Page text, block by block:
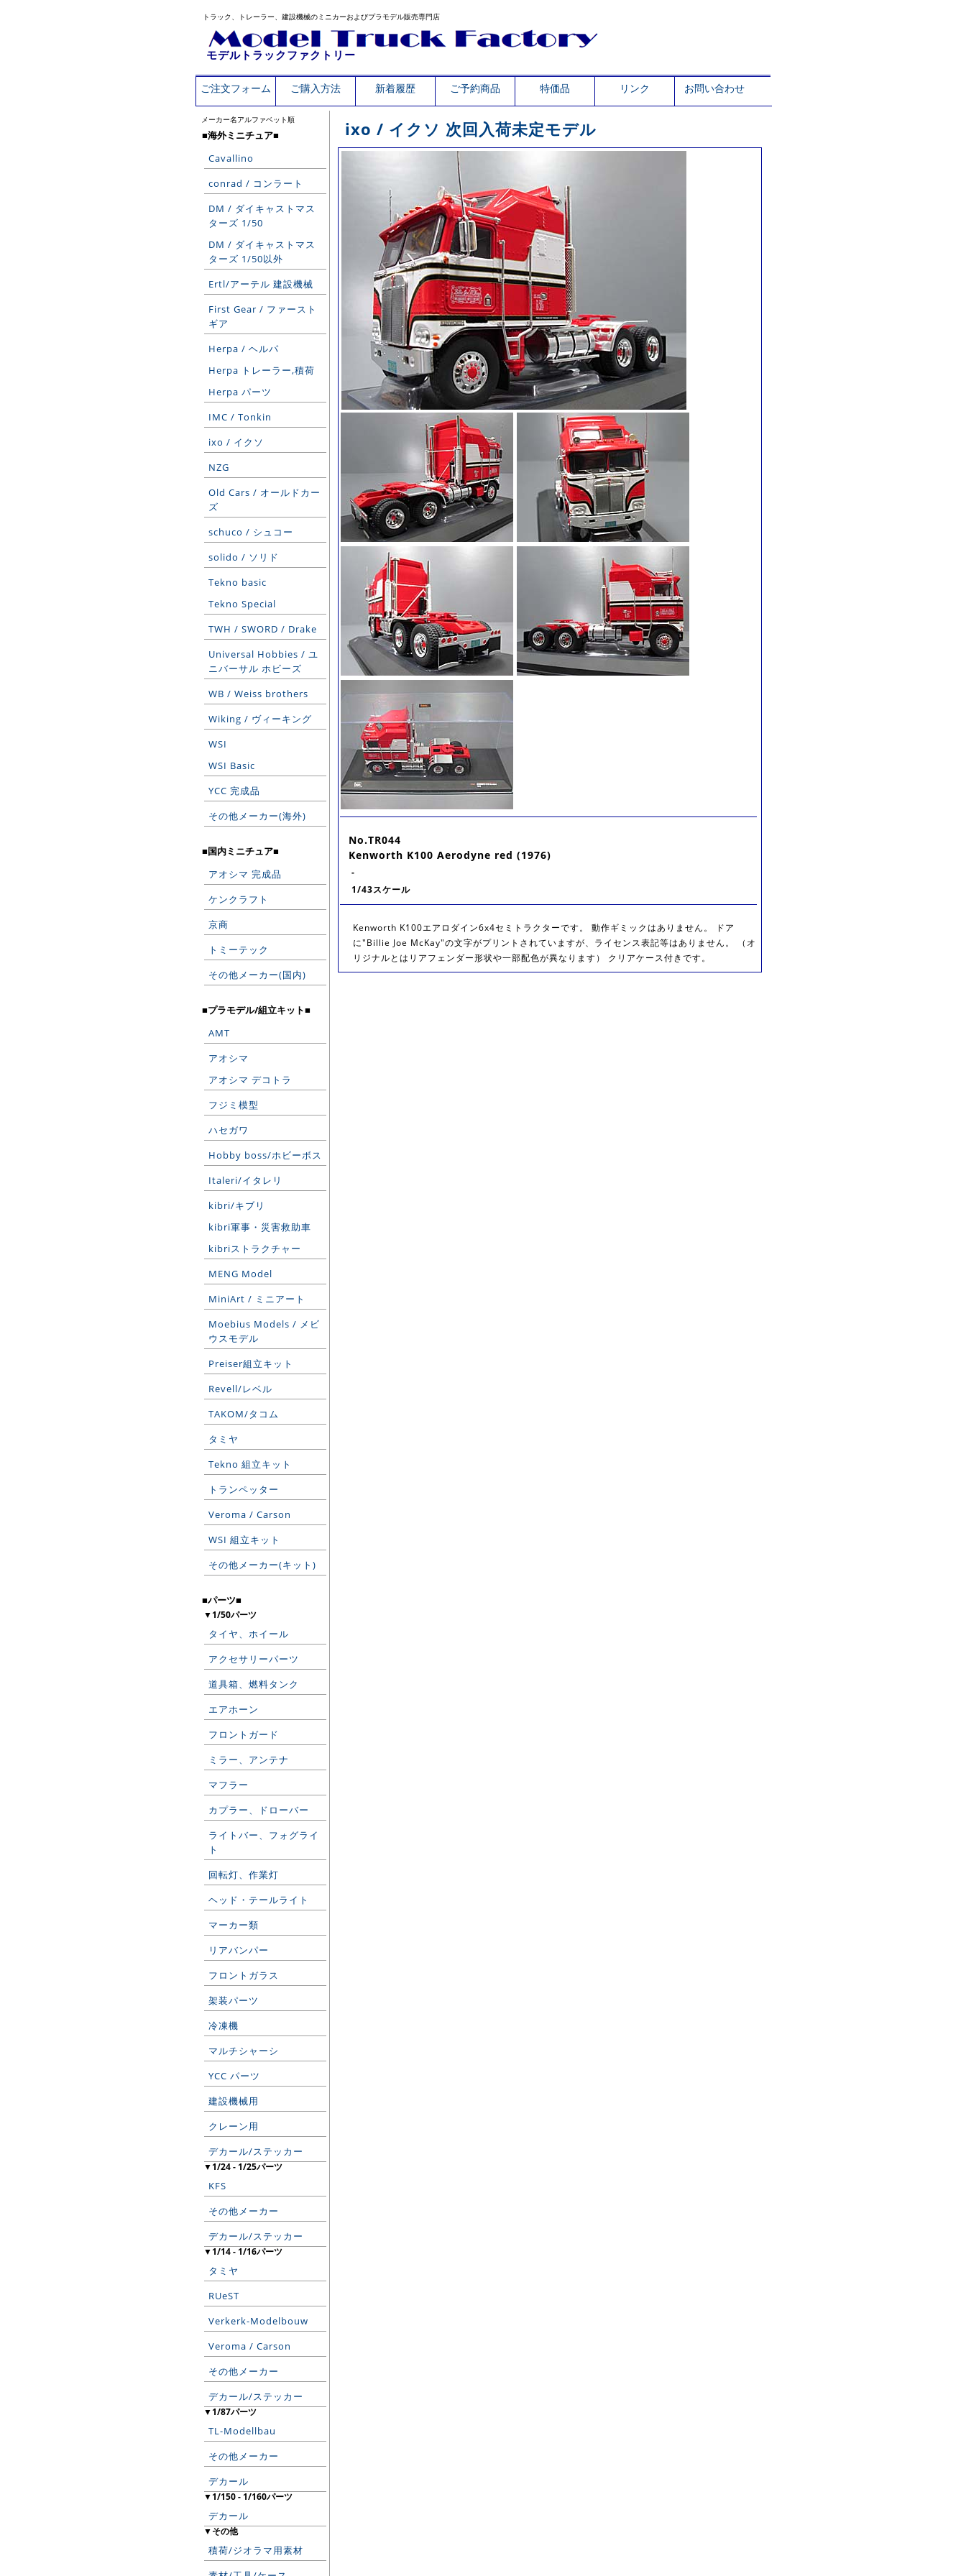
トラック、トレーラー、建設機械のミニカーおよびプラモデル販売専門店
モデルトラックファクトリー
ご注文フォーム ご購入方法 新着履歴 ご予約商品 特価品 リンク お問い合わせ
メーカー名アルファベット順
■海外ミニチュア■
Cavallino
conrad / コンラート
DM / ダイキャストマス
ターズ 1/50
DM / ダイキャストマス
ターズ 1/50以外
Ertl/アーテル 建設機械
First Gear / ファースト
ギア
Herpa / ヘルパ
Herpa トレーラー,積荷
Herpa パーツ
IMC / Tonkin
ixo / イクソ
NZG
Old Cars / オールドカー
ズ
schuco / シュコー
solido / ソリド
Tekno basic
Tekno Special
TWH / SWORD / Drake
Universal Hobbies / ユ
ニバーサル ホビーズ
WB / Weiss brothers
Wiking / ヴィーキング
WSI
WSI Basic
YCC 完成品
その他メーカー(海外)
■国内ミニチュア■
アオシマ 完成品
ケンクラフト
京商
トミーテック
その他メーカー(国内)
■プラモデル/組立キット■
AMT
アオシマ
アオシマ デコトラ
フジミ模型
ハセガワ
Hobby boss/ホビーボス
Italeri/イタレリ
kibri/キブリ
kibri軍事・災害救助車
kibriストラクチャー
MENG Model
MiniArt / ミニアート
Moebius Models / メビ
ウスモデル
Preiser組立キット
Revell/レベル
TAKOM/タコム
タミヤ
Tekno 組立キット
トランペッター
Veroma / Carson
WSI 組立キット
その他メーカー(キット)
■パーツ■
▼1/50パーツ
タイヤ、ホイール
アクセサリーパーツ
道具箱、燃料タンク
エアホーン
フロントガード
ミラー、アンテナ
マフラー
カプラー、ドローバー
ライトバー、フォグライ
ト
回転灯、作業灯
ヘッド・テールライト
マーカー類
リアバンパー
フロントガラス
架装パーツ
冷凍機
マルチシャーシ
YCC パーツ
建設機械用
クレーン用
デカール/ステッカー
▼1/24 - 1/25パーツ
KFS
その他メーカー
デカール/ステッカー
▼1/14 - 1/16パーツ
タミヤ
RUeST
Verkerk-Modelbouw
Veroma / Carson
その他メーカー
デカール/ステッカー
▼1/87パーツ
TL-Modellbau
その他メーカー
デカール
▼1/150 - 1/160パーツ
デカール
▼その他
積荷/ジオラマ用素材
ixo / イクソ 次回入荷未定モデル
No.TR044
Kenworth K100 Aerodyne red (1976)
-
1/43スケール
Kenworth K100エアロダイン6x4セミトラクターです。 動作ギミックはありません。 ドア
に"Billie Joe McKay"の文字がプリントされていますが、ライセンス表記等はありません。 （オ
リジナルとはリアフェンダー形状や一部配色が異なります） クリアケース付きです。